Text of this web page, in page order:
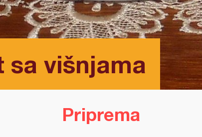
sa višnjama
Priprema